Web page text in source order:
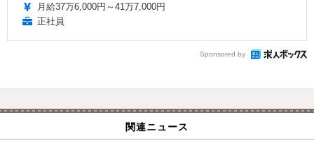
月給37万6,000円～41万7,000円
正社員
Sponsored by
関連ニュース